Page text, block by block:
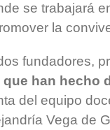
se trabajará
la
fundadores,
han hecho
del equipo
Vega de